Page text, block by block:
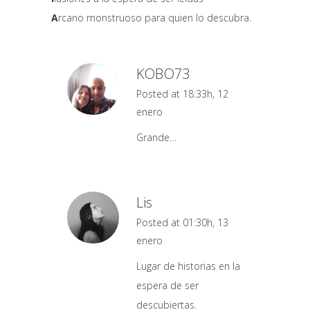
Arcano monstruoso para quien lo descubra.
KOBO73
Posted at 18:33h, 12
enero
Grande…
Lis
Posted at 01:30h, 13
enero
Lugar de historias en la
espera de ser
descubiertas.